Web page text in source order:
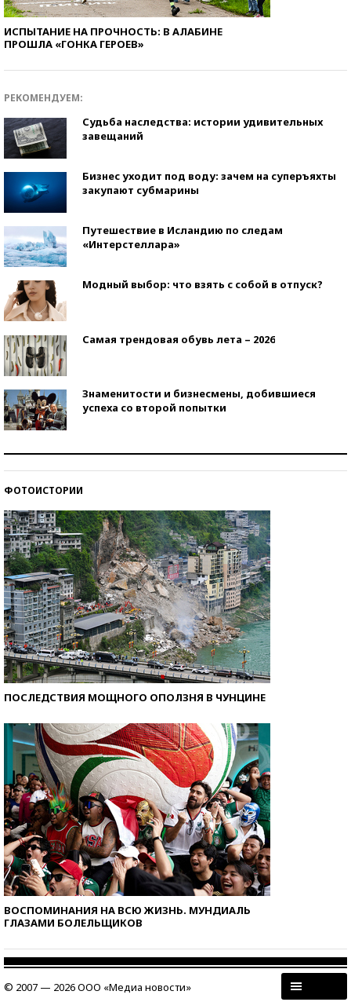
ИСПЫТАНИЕ НА ПРОЧНОСТЬ: В АЛАБИНЕ
ПРОШЛА «ГОНКА ГЕРОЕВ»
РЕКОМЕНДУЕМ:
Судьба наследства: истории удивительных
завещаний
Бизнес уходит под воду: зачем на суперъяхты
закупают субмарины
Путешествие в Исландию по следам
«Интерстеллара»
Модный выбор: что взять с собой в отпуск?
Самая трендовая обувь лета – 2026
Знаменитости и бизнесмены, добившиеся
успеха со второй попытки
ФОТОИСТОРИИ
ПОСЛЕДСТВИЯ МОЩНОГО ОПОЛЗНЯ В ЧУНЦИНЕ
ВОСПОМИНАНИЯ НА ВСЮ ЖИЗНЬ. МУНДИАЛЬ
ГЛАЗАМИ БОЛЕЛЬЩИКОВ
© 2007 — 2026 ООО «Медиа новости»